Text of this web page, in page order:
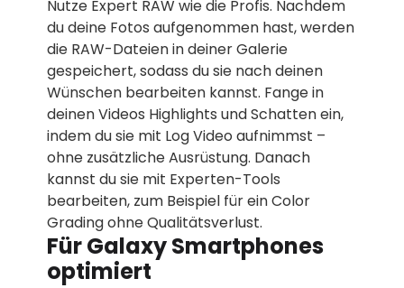
Nutze Expert RAW wie die Profis. Nachdem
du deine Fotos aufgenommen hast, werden
die RAW-Dateien in deiner Galerie
gespeichert, sodass du sie nach deinen
Wünschen bearbeiten kannst. Fange in
deinen Videos Highlights und Schatten ein,
indem du sie mit Log Video aufnimmst –
ohne zusätzliche Ausrüstung. Danach
kannst du sie mit Experten-Tools
bearbeiten, zum Beispiel für ein Color
Grading ohne Qualitätsverlust.
Für Galaxy Smartphones
optimiert